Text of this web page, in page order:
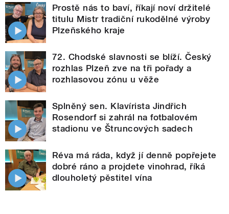
Prostě nás to baví, říkají noví držitelé
titulu Mistr tradiční rukodělné výroby
Plzeňského kraje
72. Chodské slavnosti se blíží. Český
rozhlas Plzeň zve na tři pořady a
rozhlasovou zónu u věže
Splněný sen. Klavírista Jindřich
Rosendorf si zahrál na fotbalovém
stadionu ve Štruncových sadech
Réva má ráda, když jí denně popřejete
dobré ráno a projdete vinohrad, říká
dlouholetý pěstitel vína